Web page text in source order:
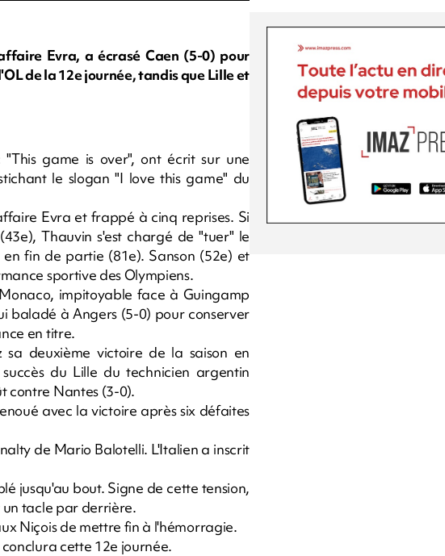
Evra, a écrasé Caen (5-0) pour
de la 12e journée, tandis que Lille et
game is over", ont écrit sur une
le slogan "I love this game" du
Evra et frappé à cinq reprises. Si
Thauvin s'est chargé de "tuer" le
fin de partie (81e). Sanson (52e) et
sportive des Olympiens.
impitoyable face à Guingamp
baladé à Angers (5-0) pour conserver
en titre.
deuxième victoire de la saison en
du Lille du technicien argentin
contre Nantes (3-0).
avec la victoire après six défaites
de Mario Balotelli. L'Italien a inscrit
jusqu'au bout. Signe de cette tension,
tacle par derrière.
Niçois de mettre fin à l'hémorragie.
cette 12e journée.